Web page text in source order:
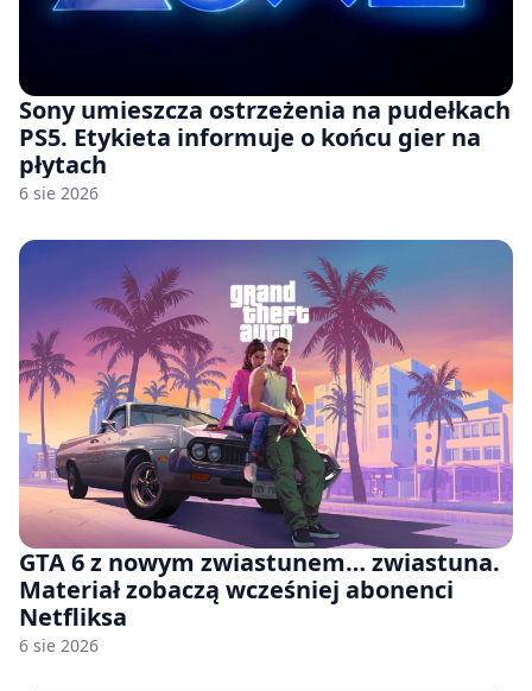
Sony umieszcza ostrzeżenia na pudełkach
PS5. Etykieta informuje o końcu gier na
płytach
6 sie 2026
GTA 6 z nowym zwiastunem… zwiastuna.
Materiał zobaczą wcześniej abonenci
Netfliksa
6 sie 2026